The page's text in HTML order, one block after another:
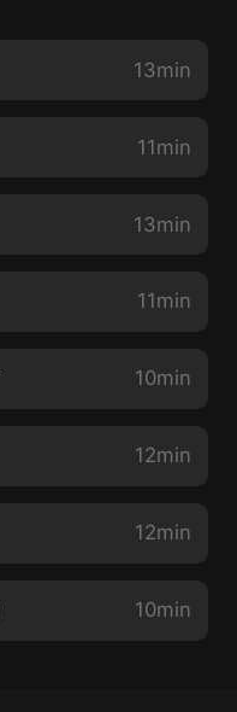
13min
11min
13min
11min
10min
12min
12min
10min